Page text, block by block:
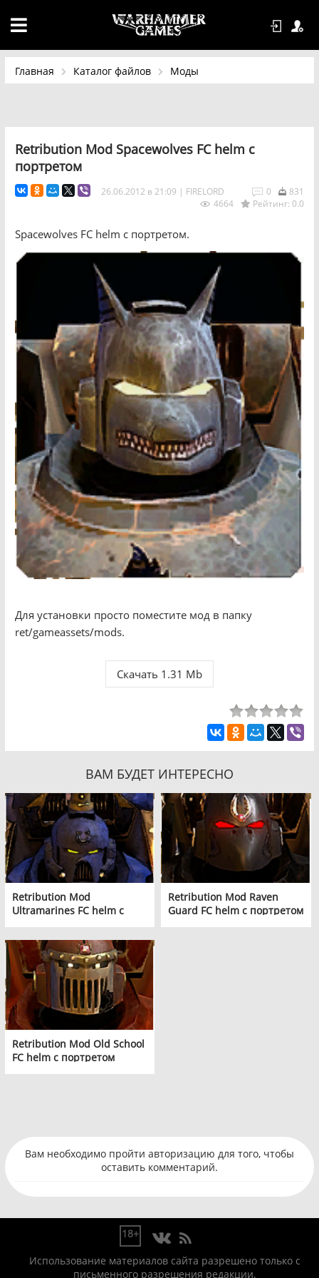
Главная Каталог файлов Моды
Retribution Mod Spacewolves FC helm с
портретом
26.06.2012 в 21:09 | FIRELORD 831
0
Рейтинг: 0.0
4664
Spacewolves FC helm с портретом.
Для установки просто поместите мод в папку
ret/gameassets/mods.
Скачать 1.31 Mb
ВАМ БУДЕТ ИНТЕРЕСНО
Retribution Mod
Ultramarines FC helm с
портретом
Retribution Mod Raven
Guard FC helm с портретом
Retribution Mod Old School
FC helm с портретом
Вам необходимо пройти авторизацию для того, чтобы
оставить комментарий.
18+
Использование материалов сайта разрешено только с
письменного разрешения редакции.